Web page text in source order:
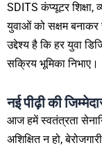
SDITS कंप्यूटर शिक्षा,
युवाओं को सक्षम बनाकर
उद्देश्य है कि हर युवा
सक्रिय भूमिका निभाए।
नई पीढ़ी की
आज हमें स्वतंत्रता
अशिक्षित न हो,